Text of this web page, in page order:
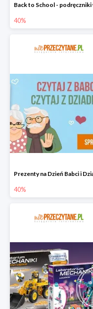
40%
40%